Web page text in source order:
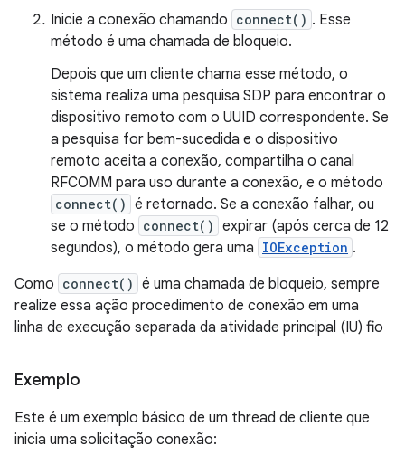
Inicie a conexão chamando connect() . Esse
método é uma chamada de bloqueio.
Depois que um cliente chama esse método, o
sistema realiza uma pesquisa SDP para encontrar o
dispositivo remoto com o UUID correspondente. Se
a pesquisa for bem-sucedida e o dispositivo
remoto aceita a conexão, compartilha o canal
RFCOMM para uso durante a conexão, e o método
connect() é retornado. Se a conexão falhar, ou
se o método connect() expirar (após cerca de 12
segundos), o método gera uma IOException .
Como connect() é uma chamada de bloqueio, sempre
realize essa ação procedimento de conexão em uma
linha de execução separada da atividade principal (IU) fio
Exemplo
Este é um exemplo básico de um thread de cliente que
inicia uma solicitação conexão: